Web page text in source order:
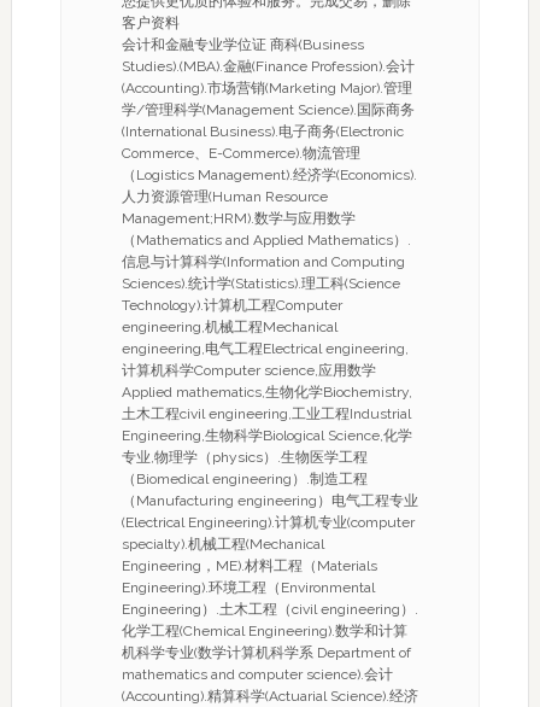
客户资料
会计和金融专业学位证 商科(Business
Studies).(MBA).金融(Finance Profession).会计
(Accounting).市场营销(Marketing Major).管理
学/管理科学(Management Science).国际商务
(International Business).电子商务(Electronic
Commerce、E-Commerce).物流管理
（Logistics Management).经济学(Economics).
人力资源管理(Human Resource
Management;HRM).数学与应用数学
（Mathematics and Applied Mathematics）.
信息与计算科学(Information and Computing
Sciences).统计学(Statistics).理工科(Science
Technology).计算机工程Computer
engineering,机械工程Mechanical
engineering,电气工程Electrical engineering,
计算机科学Computer science,应用数学
Applied mathematics,生物化学Biochemistry,
土木工程civil engineering,工业工程Industrial
Engineering,生物科学Biological Science,化学
专业,物理学（physics）.生物医学工程
（Biomedical engineering）.制造工程
（Manufacturing engineering）电气工程专业
(Electrical Engineering).计算机专业(computer
specialty).机械工程(Mechanical
Engineering，ME).材料工程（Materials
Engineering).环境工程（Environmental
Engineering）.土木工程（civil engineering）.
化学工程(Chemical Engineering).数学和计算
机科学专业(数学计算机科学系 Department of
mathematics and computer science).会计
(Accounting).精算科学(Actuarial Science).经济